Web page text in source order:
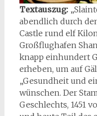
Textauszug:
abendlich durch
Castle rund elf
Großflughafen
knapp einhundert
erheben, um auf
„Gesundheit und
wünschen. Der
Geschlechts, 1451